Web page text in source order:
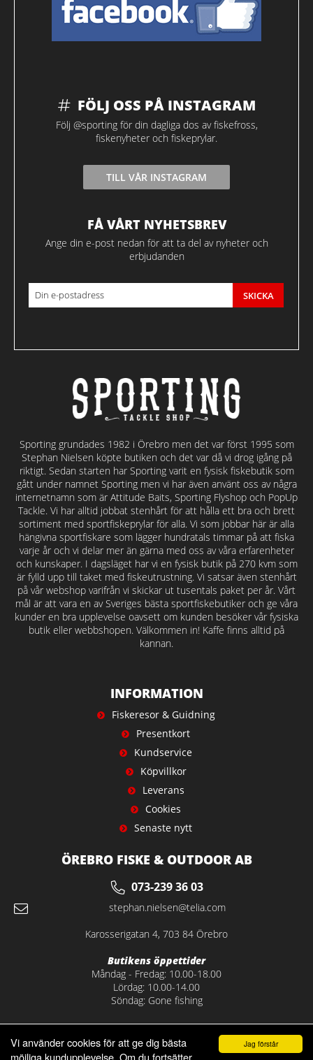
Jag förstår
Vi använder cookies för att ge dig bästa
möjliga kundupplevelse. Om du fortsätter
FÖLJ OSS PÅ INSTAGRAM
Följ @sporting för din dagliga dos av fiskefross,
fiskenyheter och fiskeprylar.
TILL VÅR INSTAGRAM
FÅ VÅRT NYHETSBREV
Ange din e-post nedan för att ta del av nyheter och
erbjudanden
SKICKA
Sporting grundades 1982 i Örebro men det var först 1995 som
Stephan Nielsen köpte butiken och det var då vi drog igång på
riktigt. Sedan starten har Sporting varit en fysisk fiskebutik som
gått under namnet Sporting men vi har även använt oss av några
internetnamn som är Attitude Baits, Sporting Flyshop och PopUp
Tackle. Vi har alltid jobbat stenhårt för att hålla ett bra och brett
sortiment med sportfiskeprylar för alla. Vi som jobbar här är alla
hängivna sportfiskare som lägger hundratals timmar på att fiska
varje år och vi delar mer än gärna med oss av våra erfarenheter
och kunskaper. I dagsläget har vi en fysisk butik på 270 kvm som
är fylld upp till taket med fiskeutrustning. Vi satsar även stenhårt
på vår webshop varifrån vi skickar ut tusentals paket per år. Vårt
mål är att vara en av Sveriges bästa sportfiskebutiker och ge våra
kunder en bra upplevelse oavsett om kunden besöker vår fysiska
butik eller webbshopen. Välkommen in! Kaffe finns alltid på
kannan.
INFORMATION
Fiskeresor & Guidning
Presentkort
Kundservice
Köpvillkor
Leverans
Cookies
Senaste nytt
ÖREBRO FISKE & OUTDOOR AB
073-239 36 03
stephan.nielsen@telia.com
Karosserigatan 4, 703 84 Örebro
Butikens öppettider
Måndag - Fredag: 10.00-18.00
Lördag: 10.00-14.00
Söndag: Gone fishing